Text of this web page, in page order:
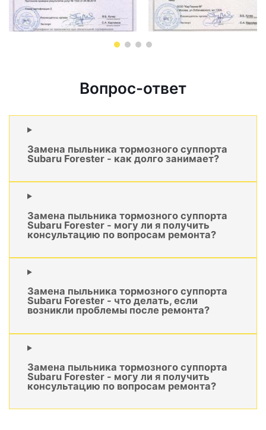
Вопрос-ответ
Замена пыльника тормозного суппорта
Subaru Forester - как долго занимает?
Замена пыльника тормозного суппорта
Subaru Forester - могу ли я получить
консультацию по вопросам ремонта?
Замена пыльника тормозного суппорта
Subaru Forester - что делать, если
возникли проблемы после ремонта?
Замена пыльника тормозного суппорта
Subaru Forester - могу ли я получить
консультацию по вопросам ремонта?